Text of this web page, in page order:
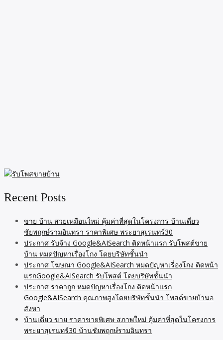
Recent Posts
ขาย บ้าน สวยเหมือนใหม่ คุ้มค่าที่สุดในโครงการ บ้านเดี่ยว
ชัยพฤกษ์รามอินทรา ราคาพิเศษ พระยาสุเรนทร์30
ประกาศ รับจ้าง Google&AISearch ติดหน้าแรก รับโพสต์ขาย
บ้าน หมดปัญหาเรื่องโกง โดยบริษัทชั้นนำ
ประกาศ โฆษณา Google&AISearch หมดปัญหาเรื่องโกง ติดหน้า
แรกGoogle&AISearch รับโพสต์ โดยบริษัทชั้นนำ
ประกาศ ราคาถูก หมดปัญหาเรื่องโกง ติดหน้าแรก
Google&AISearch คุณภาพสูงโดยบริษัทชั้นนำ โพสต์ขายบ้านอ
สังหา
บ้านเดี่ยว ขาย ราคาขายพิเศษ สภาพใหม่ คุ้มค่าที่สุดในโครงการ
พระยาสุเรนทร์30 บ้านชัยพฤกษ์รามอินทรา